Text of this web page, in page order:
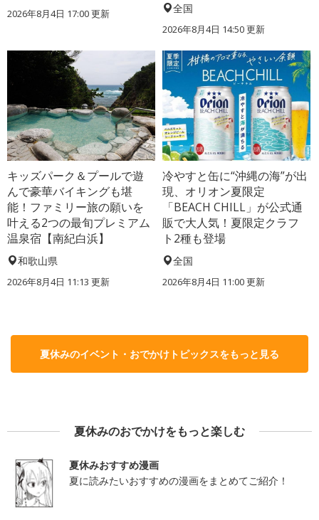
2026年8月4日 17:00更新 全国
2026年8月4日 14:50更新
キッズパーク＆プールで遊
んで豪華バイキングも堪
能！ファミリー旅の願いを
叶える2つの最旬プレミアム
温泉宿【南紀白浜】
和歌山県
2026年8月4日 11:13 更新
冷やすと缶に“沖縄の海”が出
現、オリオン夏限定
「BEACH CHILL」が公式通
販で大人気！夏限定クラフ
ト2種も登場
全国
2026年8月4日 11:00更新
夏休みのイベント・おでかけトピックスをもっと見る
夏休みのおでかけをもっと楽しむ
夏休みおすすめ漫画
夏に読みたいおすすめの漫画をまとめてご紹介！